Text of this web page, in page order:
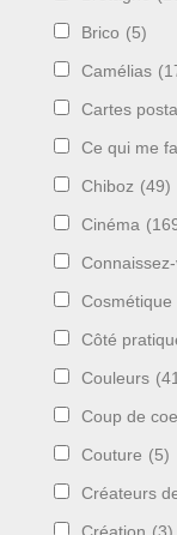
Brico (5)
Camélias
Cartes
Ce qui me
Chiboz (49)
Cinéma
Cosmétique
Côté
Couleurs
Coup de
Couture (5)
Créateurs